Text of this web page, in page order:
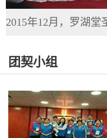
团契小组